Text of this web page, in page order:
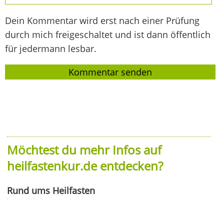
Dein Kommentar wird erst nach einer Prüfung
durch mich freigeschaltet und ist dann öffentlich
für jedermann lesbar.
Möchtest du mehr Infos auf
heilfastenkur.de entdecken?
Rund ums Heilfasten